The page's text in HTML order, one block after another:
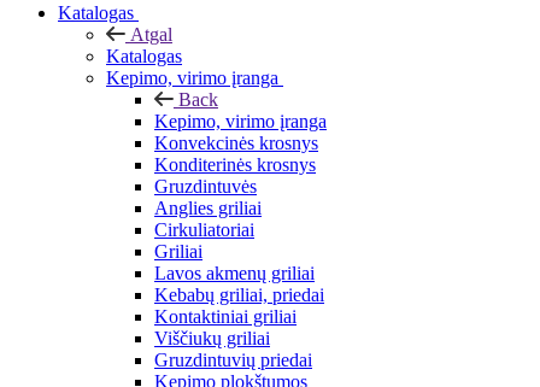
Katalogas
Atgal
Katalogas
Kepimo, virimo įranga
Back
Kepimo, virimo įranga
Konvekcinės krosnys
Konditerinės krosnys
Gruzdintuvės
Anglies griliai
Cirkuliatoriai
Griliai
Lavos akmenų griliai
Kebabų griliai, priedai
Kontaktiniai griliai
Viščiukų griliai
Gruzdintuvių priedai
Kepimo plokštumos